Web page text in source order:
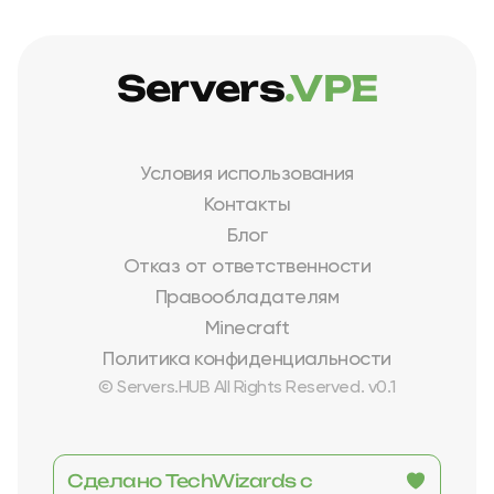
Условия использования
Контакты
Блог
Отказ от ответственности
Правообладателям
Minecraft
Политика конфиденциальности
© Servers.HUB All Rights Reserved. v0.1
Servers.VPE
Сделано TechWizards с